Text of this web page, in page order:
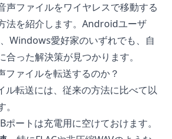
声ファイルをワイヤレスで移動する
法を紹介します。Androidユーザ
Windows愛好家のいずれでも、自
った解決策が見つかります。
ファイルを転送するのか？
ル転送には、従来の方法に比べて以
ポートは充電用に空けておけます。